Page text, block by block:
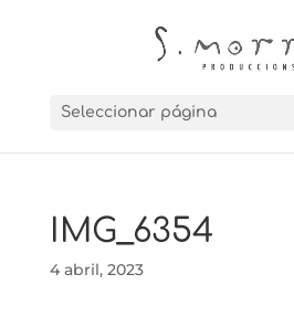
Seleccionar página
IMG_6354
4 abril, 2023